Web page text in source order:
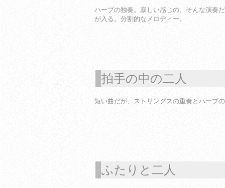
ハープの独奏。寂しい感じの、そんな演奏
が入る。分割的なメロディー。
拍手の中の二人
短い曲だが、ストリングスの重奏とハープ
ふたりと二人